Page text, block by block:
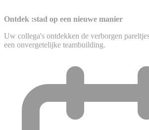
Ontdek :stad op een nieuwe manier
Uw collega's ontdekken de verborgen
een onvergetelijke teambuilding.